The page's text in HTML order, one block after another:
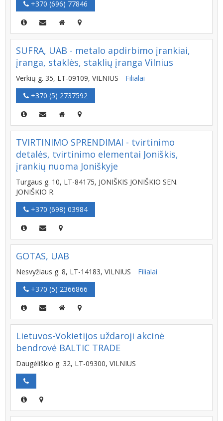
+370 (696) 77846
SUFRA, UAB - metalo apdirbimo įrankiai,
įranga, staklės, staklių įranga Vilnius
Verkių g. 35, LT-09109, VILNIUS
Filialai
+370 (5) 2737592
TVIRTINIMO SPRENDIMAI - tvirtinimo
detalės, tvirtinimo elementai Joniškis,
įrankių nuoma Joniškyje
Turgaus g. 10, LT-84175, JONIŠKIS JONIŠKIO SEN.
JONIŠKIO R.
+370 (698) 03984
GOTAS, UAB
Nesvyžiaus g. 8, LT-14183, VILNIUS
Filialai
+370 (5) 2366866
Lietuvos-Vokietijos uždaroji akcinė
bendrovė BALTIC TRADE
Daugėliškio g. 32, LT-09300, VILNIUS